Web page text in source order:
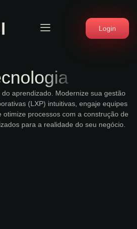
Login
aprendizado. Modernize sua gestão
(LXP) intuitivas, engaje equipes
otimize processos com a construção de
para a realidade do seu negócio.